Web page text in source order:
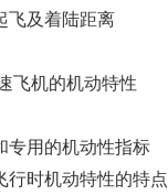
及着陆距离
机的机动特性
用的机动性指标
时机动特性的特点